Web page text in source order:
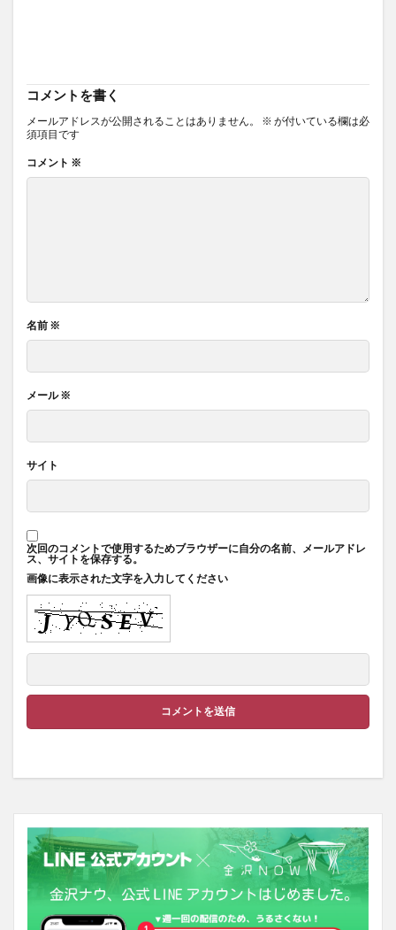
コメントを書く
メールアドレスが公開されることはありません。 ※ が付いている欄は必
須項目です
コメント ※
名前 ※
メール※
サイト
次回のコメントで使用するためブラウザーに自分の名前、メールアドレ
ス、サイトを保存する。
画像に表示された文字を入力してください